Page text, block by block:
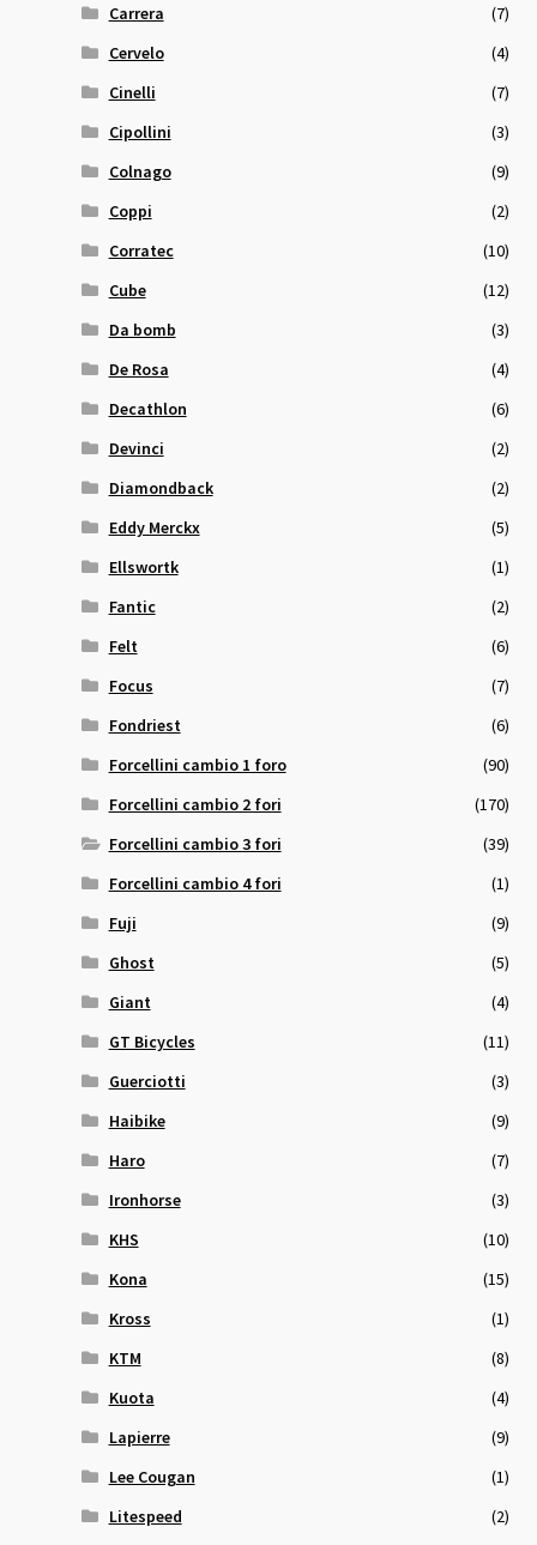
Carrera
(7)
Cervelo
(4)
Cinelli
(7)
Cipollini
(3)
Colnago
(9)
Coppi
(2)
Corratec
(10)
Cube
(12)
Da bomb
(3)
De Rosa
(4)
Decathlon
(6)
Devinci
(2)
Diamondback
(2)
Eddy Merckx
(5)
Ellswortk
(1)
Fantic
(2)
Felt
(6)
Focus
(7)
Fondriest
(6)
Forcellini cambio 1 foro
(90)
Forcellini cambio 2 fori
(170)
Forcellini cambio 3 fori
(39)
Forcellini cambio 4 fori
(1)
Fuji
(9)
Ghost
(5)
Giant
(4)
GT Bicycles
(11)
Guerciotti
(3)
Haibike
(9)
Haro
(7)
Ironhorse
(3)
KHS
(10)
Kona
(15)
Kross
(1)
KTM
(8)
Kuota
(4)
Lapierre
(9)
Lee Cougan
(1)
Litespeed
(2)